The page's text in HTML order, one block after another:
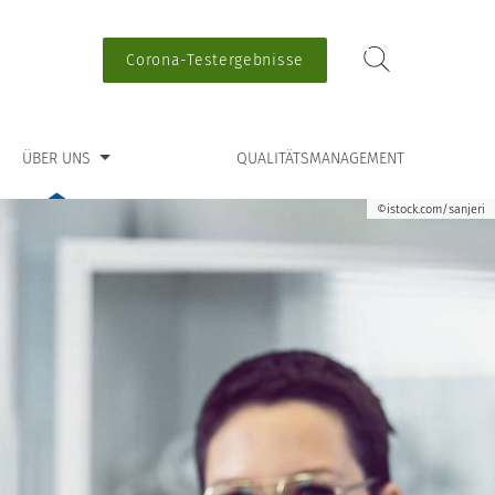
Corona-Testergebnisse
ÜBER UNS
für “Über uns” QUALITÄTSMANAGEMENT
©istock.com/sanjeri